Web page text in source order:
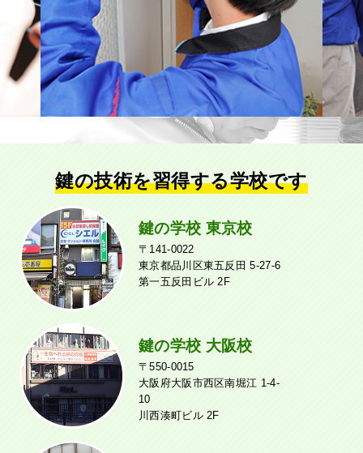
鍵の技術を習得する学校です
鍵の学校 東京校
〒141-0022
東京都品川区東五反田 5-27-6
第一五反田ビル 2F
鍵の学校 大阪校
〒550-0015
大阪府大阪市西区南堀江 1-4-
10
川西湊町ビル 2F